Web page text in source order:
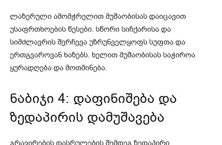
ლაზერული ამომჭრელით მუშაობისას დაიცავით
უსაფრთხოების წესები. სწორი სიჩქარისა და
სიმძლავრის შერჩევა უზრუნველყოფს სუფთა და
ერთგვაროვან ხაზებს. ხელით მუშაობისას საჭიროა
ყურადღება და მოთმინება.
ნაბიჯი 4: დაფინიშება და
ზედაპირის დამუშავება
გრავირების დასრულების შემდეგ ზედაპირი